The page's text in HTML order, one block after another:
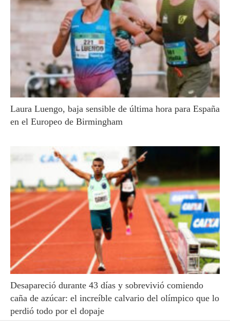
Laura Luengo, baja sensible de última hora para España
en el Europeo de Birmingham
Desapareció durante 43 días y sobrevivió comiendo
caña de azúcar: el increíble calvario del olímpico que lo
perdió todo por el dopaje